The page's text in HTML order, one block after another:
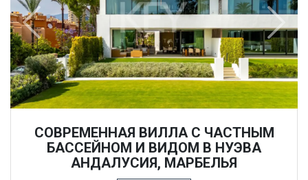
Previous Next
СОВРЕМЕННАЯ ВИЛЛА С ЧАСТНЫМ
БАССЕЙНОМ И ВИДОМ В НУЭВА
АНДАЛУСИЯ, МАРБЕЛЬЯ